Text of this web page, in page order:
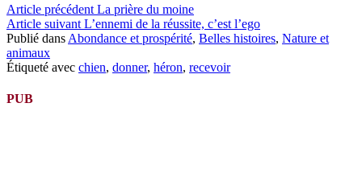
Lire
la
suite
Article précédent La prière du moine
Article suivant L’ennemi de la réussite, c’est l’ego
Publié dans Abondance et prospérité, Belles histoires, Nature et
animaux
Étiqueté avec chien, donner, héron, recevoir
PUB